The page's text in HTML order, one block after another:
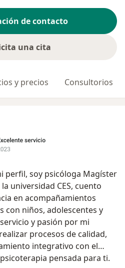
de contacto
una cita
y precios Consultorios
perfil, soy psicóloga Magíster
universidad CES, cuento
en acompañamientos
con niños, adolescentes y
y pasión por mi
procesos de calidad,
integrativo con el
pensada para ti.